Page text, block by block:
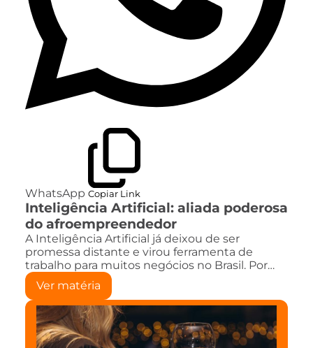
WhatsApp Copiar Link
Inteligência Artificial: aliada poderosa
do afroempreendedor
A Inteligência Artificial já deixou de ser
promessa distante e virou ferramenta de
trabalho para muitos negócios no Brasil. Por…
Ver matéria